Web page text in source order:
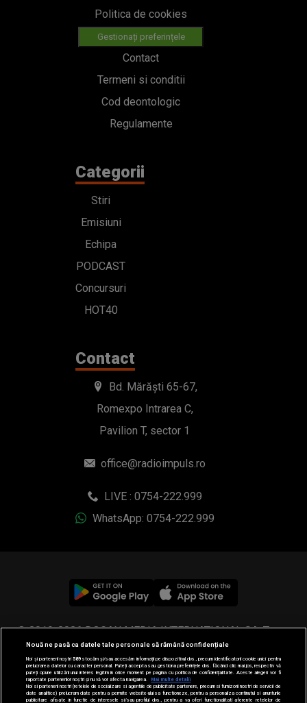
Politica de cookies
Gestionați preferințele
Contact
Termeni si conditii
Cod deontologic
Regulamente
Categorii
Stiri
Emisiuni
Echipa
PODCAST
Concursuri
HOT40
Contact
Bd. Mărăști 65-67,
Romexpo Intrarea C,
Pavilion T, sector 1
office@radioimpuls.ro
LIVE : 0754-222.999
WhatsApp: 0754-222.999
© 2019-2026 DOGAN MEDIA INTERNATIONAL SA, Toate
drepturile rezervate.
Nouă ne pasă ca datele tale personale să rămână confidențiale
Noi și partenerii noștri589stocăm și/sau accesăm informații pe dispozitivul dvs., precum identificatorii cookie unici pentru
prelucrarea datelor cu caracter personal. Puteți accepta sau gestiona preferințele dvs. făcând clic mai jos, respectiv vă
puteți opune utilizării unui interes legitim în orice moment pe pagina cu politica de confidențialitate. Aceste alegeri vor fi
raportate partenerilor noștri și nu vă vor afecta navigarea.
Mai multe detalii
Noi si partenerii nostri (retelele de socializare si agentiile de publicitate partenere, precum si furnizorii nostri de servicii de
date analitice) prelucram date pentru a permite website-ului sa functioneze, pentru a personaliza continutul si anunturile
publicitare afisate in functie de interesele si/sau profilul dvs., pentru a va oferi functionalitati aferente retelelor de